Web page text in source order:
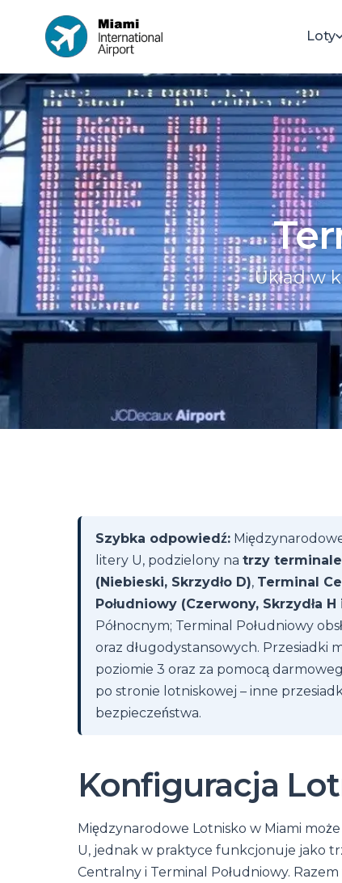
Loty
Układ w
Szybka odpowiedź:
litery U, podzielony na trzy terminale
(Niebieski, Skrzydło D), Terminal
Południowy (Czerwony, Skrzydła H
Północnym; Terminal Południowy
oraz długodystansowych. Przesiadki
poziomie 3 oraz za pomocą
po stronie lotniskowej – inne
bezpieczeństwa.
Konfiguracja
Międzynarodowe Lotnisko w Miami
U, jednak w praktyce funkcjonuje jako
Centralny i Terminal Południowy.